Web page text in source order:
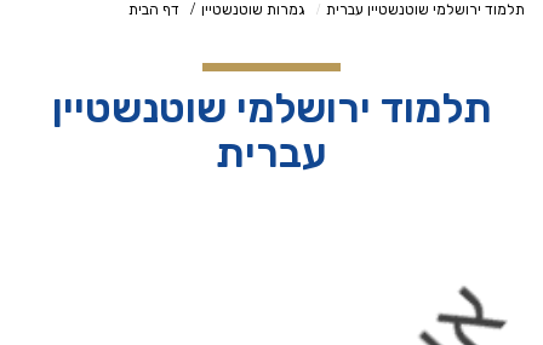
דף הבית גמרות שוטנשטיין תלמוד ירושלמי שוטנשטיין עברית
תלמוד ירושלמי שוטנשטיין
עברית